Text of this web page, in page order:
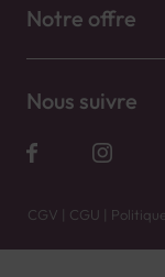
Notre offre
Nous suivre
CGV | CGU |